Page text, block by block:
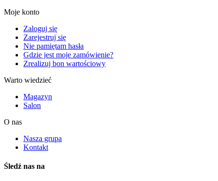
Moje konto
Zaloguj się
Zarejestruj się
Nie pamiętam hasła
Gdzie jest moje zamówienie?
Zrealizuj bon wartościowy
Warto wiedzieć
Magazyn
Salon
O nas
Nasza grupa
Kontakt
Śledź nas na